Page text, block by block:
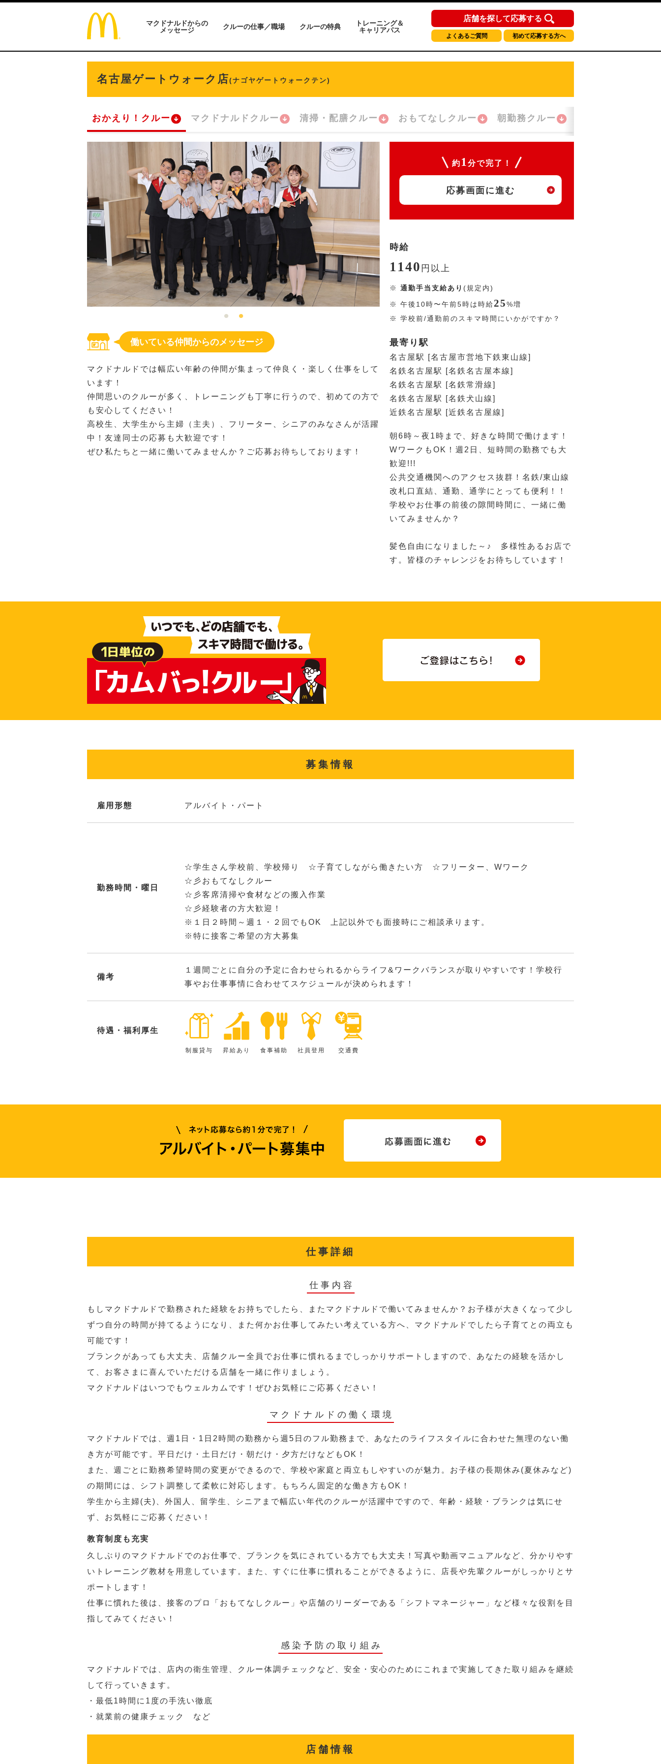
マクドナルドからの
メッセージ
クルーの仕事／職場 クルーの特典
トレーニング＆
キャリアパス
店舗を探して応募する
よくあるご質問 初めて応募する方へ
名古屋ゲートウォーク店(ナゴヤゲートウォークテン)
おかえり！クルー マクドナルドクルー 清掃・配膳クルー おもてなしクルー 朝勤務クルー
働いている仲間からのメッセージ
マクドナルドでは幅広い年齢の仲間が集まって仲良く・楽しく仕事をして
います！
仲間思いのクルーが多く、トレーニングも丁寧に行うので、初めての方で
も安心してください！
高校生、大学生から主婦（主夫）、フリーター、シニアのみなさんが活躍
中！友達同士の応募も大歓迎です！
ぜひ私たちと一緒に働いてみませんか？ご応募お待ちしております！
約 1 分で完了！
応募画面に進む
時給
1140 円 以上
※ 通勤手当支給あり (規定内)
※ 午後10時〜午前5時は時給25%増
※ 学校前/通勤前のスキマ時間にいかがですか？
最寄り駅
名古屋駅 [名古屋市営地下鉄東山線]
名鉄名古屋駅 [名鉄名古屋本線]
名鉄名古屋駅 [名鉄常滑線]
名鉄名古屋駅 [名鉄犬山線]
近鉄名古屋駅 [近鉄名古屋線]
朝6時～夜1時まで、好きな時間で働けます！
WワークもOK！週2日、短時間の勤務でも大
歓迎!!!
公共交通機関へのアクセス抜群！名鉄/東山線
改札口直結、通勤、通学にとっても便利！！
学校やお仕事の前後の隙間時間に、一緒に働
いてみませんか？
髪色自由になりました～♪ 多様性あるお店で
す。皆様のチャレンジをお待ちしています！
募集情報
雇用形態 アルバイト・パート
勤務時間・曜日
☆学生さん学校前、学校帰り ☆子育てしながら働きたい方 ☆フリーター、Wワーク
☆彡おもてなしクルー
☆彡客席清掃や食材などの搬入作業
☆彡経験者の方大歓迎！
※１日２時間～週１・２回でもOK 上記以外でも面接時にご相談承ります。
※特に接客ご希望の方大募集
備考
１週間ごとに自分の予定に合わせられるからライフ&ワークバランスが取りやすいです！学校行
事やお仕事事情に合わせてスケジュールが決められます！
待遇・福利厚生
制服貸与 昇給あり 食事補助 社員登用 交通費
仕事詳細
仕事内容
もしマクドナルドで勤務された経験をお持ちでしたら、またマクドナルドで働いてみませんか？お子様が大きくなって少し
ずつ自分の時間が持てるようになり、また何かお仕事してみたい考えている方へ、マクドナルドでしたら子育てとの両立も
可能です！
ブランクがあっても大丈夫、店舗クルー全員でお仕事に慣れるまでしっかりサポートしますので、あなたの経験を活かし
て、お客さまに喜んでいただける店舗を一緒に作りましょう。
マクドナルドはいつでもウェルカムです！ぜひお気軽にご応募ください！
マクドナルドの働く環境
マクドナルドでは、週1日・1日2時間の勤務から週5日のフル勤務まで、あなたのライフスタイルに合わせた無理のない働
き方が可能です。平日だけ・土日だけ・朝だけ・夕方だけなどもOK！
また、週ごとに勤務希望時間の変更ができるので、学校や家庭と両立もしやすいのが魅力。お子様の長期休み(夏休みなど)
の期間には、シフト調整して柔軟に対応します。もちろん固定的な働き方もOK！
学生から主婦(夫)、外国人、留学生、シニアまで幅広い年代のクルーが活躍中ですので、年齢・経験・ブランクは気にせ
ず、お気軽にご応募ください！
教育制度も充実
久しぶりのマクドナルドでのお仕事で、ブランクを気にされている方でも大丈夫！写真や動画マニュアルなど、分かりやす
いトレーニング教材を用意しています。また、すぐに仕事に慣れることができるように、店長や先輩クルーがしっかりとサ
ポートします！
仕事に慣れた後は、接客のプロ「おもてなしクルー」や店舗のリーダーである「シフトマネージャー」など様々な役割を目
指してみてください！
感染予防の取り組み
マクドナルドでは、店内の衛生管理、クルー体調チェックなど、安全・安心のためにこれまで実施してきた取り組みを継続
して行っていきます。
・最低1時間に1度の手洗い徹底
・就業前の健康チェック など
店舗情報